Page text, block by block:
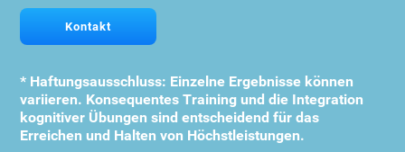
Kontakt
* Haftungsausschluss: Einzelne Ergebnisse können
variieren. Konsequentes Training und die Integration
kognitiver Übungen sind entscheidend für das
Erreichen und Halten von Höchstleistungen.